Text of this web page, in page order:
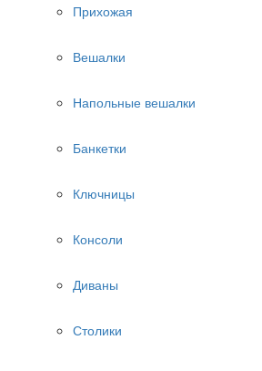
Прихожая
Вешалки
Напольные вешалки
Банкетки
Ключницы
Консоли
Диваны
Столики